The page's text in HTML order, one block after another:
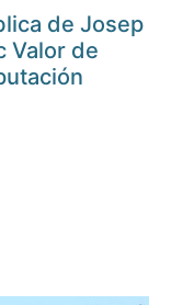
de Josep
Valor de